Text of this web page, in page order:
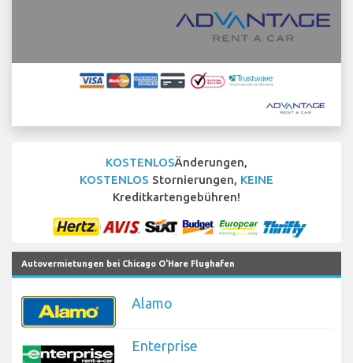
KOSTENLOSÄnderungen,
KOSTENLOS Stornierungen, KEINE
Kreditkartengebühren!
Autovermietungen bei Chicago O'Hare Flughafen
Alamo
Enterprise